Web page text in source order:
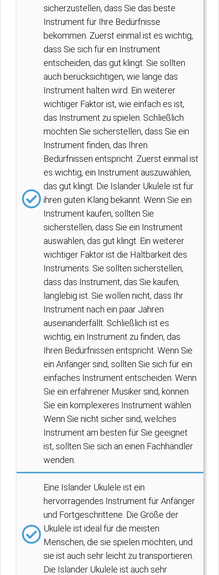
sicherzustellen, dass Sie das beste
Instrument für Ihre Bedürfnisse
bekommen. Zuerst einmal ist es wichtig,
dass Sie sich für ein Instrument
entscheiden, das gut klingt. Sie sollten
auch berücksichtigen, wie lange das
Instrument halten wird. Ein weiterer
wichtiger Faktor ist, wie einfach es ist,
das Instrument zu spielen. Schließlich
möchten Sie sicherstellen, dass Sie ein
Instrument finden, das Ihren
Bedürfnissen entspricht. Zuerst einmal ist
es wichtig, ein Instrument auszuwählen,
das gut klingt. Die Islander Ukulele ist für
ihren guten Klang bekannt. Wenn Sie ein
Instrument kaufen, sollten Sie
sicherstellen, dass Sie ein Instrument
auswählen, das gut klingt. Ein weiterer
wichtiger Faktor ist die Haltbarkeit des
Instruments. Sie sollten sicherstellen,
dass das Instrument, das Sie kaufen,
langlebig ist. Sie wollen nicht, dass Ihr
Instrument nach ein paar Jahren
auseinanderfällt. Schließlich ist es
wichtig, ein Instrument zu finden, das
Ihren Bedürfnissen entspricht. Wenn Sie
ein Anfänger sind, sollten Sie sich für ein
einfaches Instrument entscheiden. Wenn
Sie ein erfahrener Musiker sind, können
Sie ein komplexeres Instrument wählen.
Wenn Sie nicht sicher sind, welches
Instrument am besten für Sie geeignet
ist, sollten Sie sich an einen Fachhändler
wenden.
Eine Islander Ukulele ist ein
hervorragendes Instrument für Anfänger
und Fortgeschrittene. Die Größe der
Ukulele ist ideal für die meisten
Menschen, die sie spielen möchten, und
sie ist auch sehr leicht zu transportieren.
Die Islander Ukulele ist auch sehr